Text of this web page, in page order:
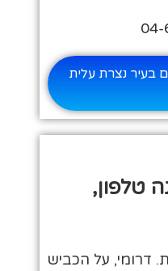
בעיר נצרת עלית
טלפון,
דרומי, על הכביש